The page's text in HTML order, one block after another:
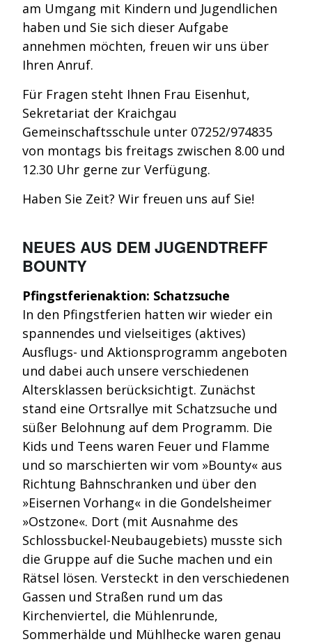
am Umgang mit Kindern und Jugendlichen
haben und Sie sich dieser Aufgabe
annehmen möchten, freuen wir uns über
Ihren Anruf.
Für Fragen steht Ihnen Frau Eisenhut,
Sekretariat der Kraichgau
Gemeinschaftsschule unter 07252/974835
von montags bis freitags zwischen 8.00 und
12.30 Uhr gerne zur Verfügung.
Haben Sie Zeit? Wir freuen uns auf Sie!
NEUES AUS DEM JUGENDTREFF
BOUNTY
Pfingstferienaktion: Schatzsuche
In den Pfingstferien hatten wir wieder ein
spannendes und vielseitiges (aktives)
Ausflugs- und Aktionsprogramm angeboten
und dabei auch unsere verschiedenen
Altersklassen berücksichtigt. Zunächst
stand eine Ortsrallye mit Schatzsuche und
süßer Belohnung auf dem Programm. Die
Kids und Teens waren Feuer und Flamme
und so marschierten wir vom »Bounty« aus
Richtung Bahnschranken und über den
»Eisernen Vorhang« in die Gondelsheimer
»Ostzone«. Dort (mit Ausnahme des
Schlossbuckel-Neubaugebiets) musste sich
die Gruppe auf die Suche machen und ein
Rätsel lösen. Versteckt in den verschiedenen
Gassen und Straßen rund um das
Kirchenviertel, die Mühlenrunde,
Sommerhälde und Mühlhecke waren genau